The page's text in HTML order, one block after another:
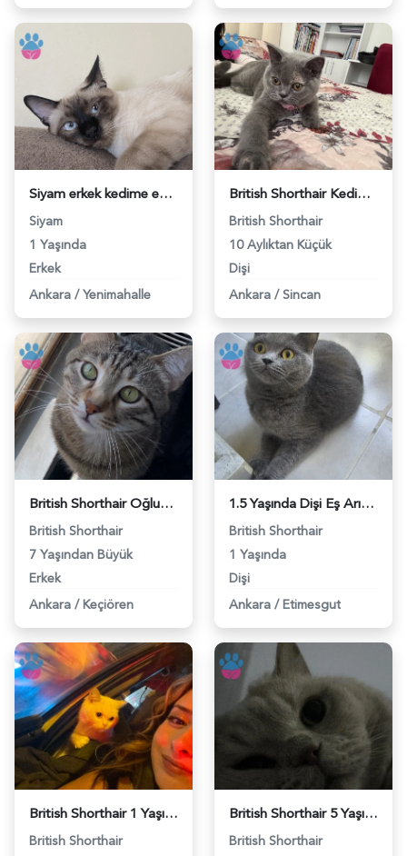
Siyam erkek kedime eş arıyorum (tekir tercihimdir) - 118984481
Siyam
1 Yaşında
Erkek
Ankara / Yenimahalle
British Shorthair Kedim Eş Arıyor - 118984454
British Shorthair
10 Aylıktan Küçük
Dişi
Ankara / Sincan
British Shorthair Oğlumuza Acil Eş Arıyoruz - 118984423
British Shorthair
7 Yaşından Büyük
Erkek
Ankara / Keçiören
1.5 Yaşında Dişi Eş Arıyoruz. - 118984417
British Shorthair
1 Yaşında
Dişi
Ankara / Etimesgut
British Shorthair 1 Yaşında Kedime Yakışıklı Damat Arıyorum - 118984393
British Shorthair
British Shorthair 5 Yaşında Erkek Kızgınlıkta - 118984380
British Shorthair